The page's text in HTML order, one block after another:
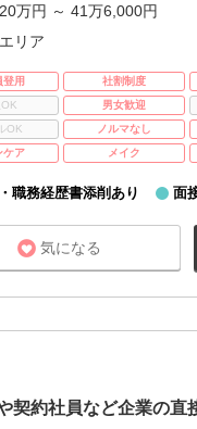
万円 ～ 41万6,000円
リア
登用 社割制度
男女歓迎
OK
ノルマなし
ケア
メイク
職務経歴書添削あり 面
気になる
契約社員など企業の直